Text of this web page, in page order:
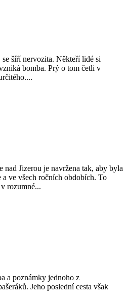
šíří nervozita. Někteří lidé si
bomba. Prý o tom četli v
Jizerou je navržena tak, aby byla
a ve všech ročních obdobích. To
rozumné...
a poznámky jednoho z
Jeho poslední cesta však